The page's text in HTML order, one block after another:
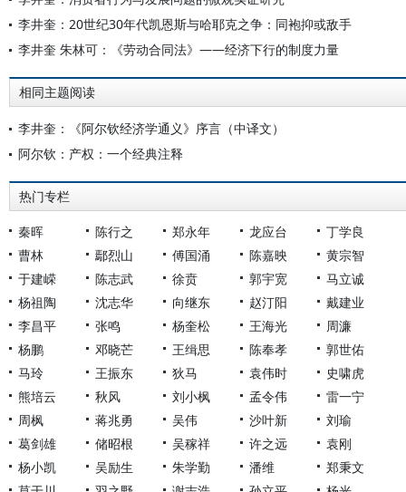
李井奎：20世纪30年代凯恩斯与哈耶克之争：同袍抑或敌手
李井奎 朱林可：《劳动合同法》——经济下行的制度力量
相同主题阅读
李井奎：《阿尔钦经济学通义》序言（中译文）
阿尔钦：产权：一个经典注释
热门专栏
秦晖 陈行之 郑永年 龙应台
丁学良
曹林
鄢烈山 傅国涌 陈嘉映
黄宗智
于建嵘
陈志武 徐贲 郭宇宽
马立诚
杨祖陶
沈志华 向继东 赵汀阳
戴建业
李昌平
张鸣 杨奎松 王海光
周濂
杨鹏
邓晓芒 王缉思 陈奉孝
郭世佑
马玲
王振东 狄马 袁伟时
史啸虎
熊培云
秋风 刘小枫 孟令伟
雷一宁
周枫
蒋兆勇 吴伟 沙叶新
刘瑜
葛剑雄
储昭根 吴稼祥 许之远
袁刚
杨小凯
吴励生 朱学勤 潘维
郑秉文